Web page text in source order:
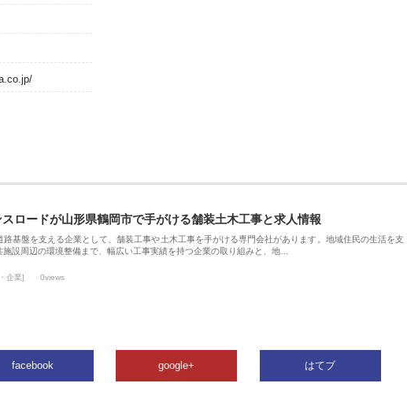
ロードが山形県鶴岡市で手がける舗装土木工事と求人情報
路基盤を支える企業として、舗装工事や土木工事を手がける専門会社があります。地域住民の生活を支
施設周辺の環境整備まで、幅広い工事実績を持つ企業の取り組みと、地…
企業] 0views
facebook google+ はてブ